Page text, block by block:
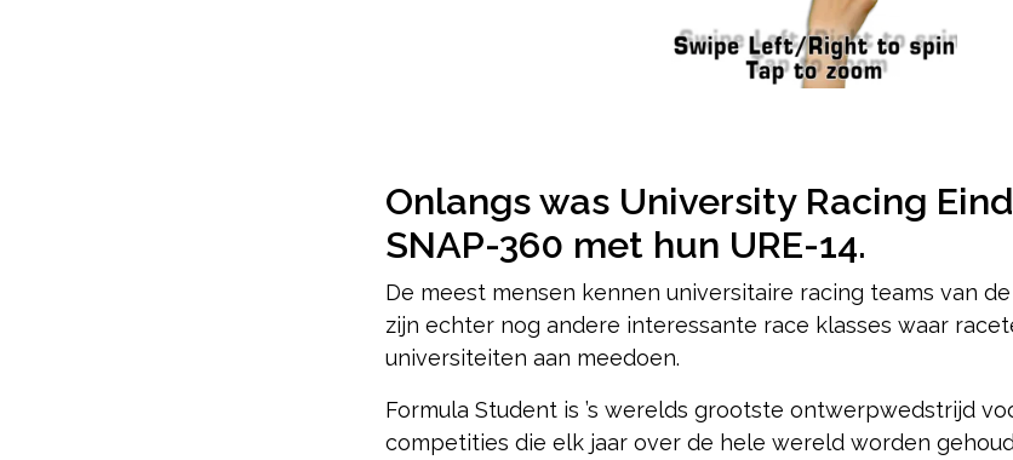
Onlangs was University Racing
SNAP-360 met hun URE-14.
De meest mensen kennen universitaire racing teams van de
zijn echter nog andere interessante race klasses waar
universiteiten aan meedoen.
Formula Student is ’s werelds grootste ontwerpwedstrijd
competities die elk jaar over de hele wereld worden